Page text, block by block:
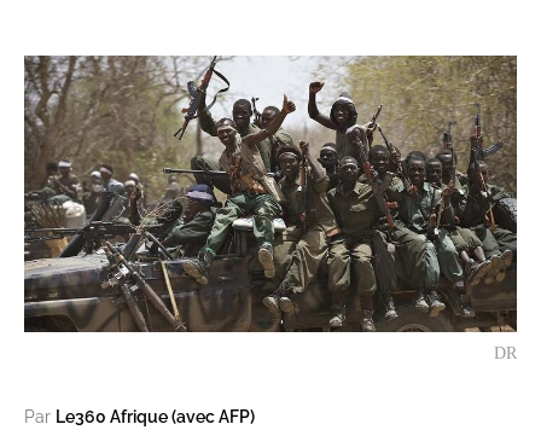
DR
Par Le360 Afrique (avec AFP)